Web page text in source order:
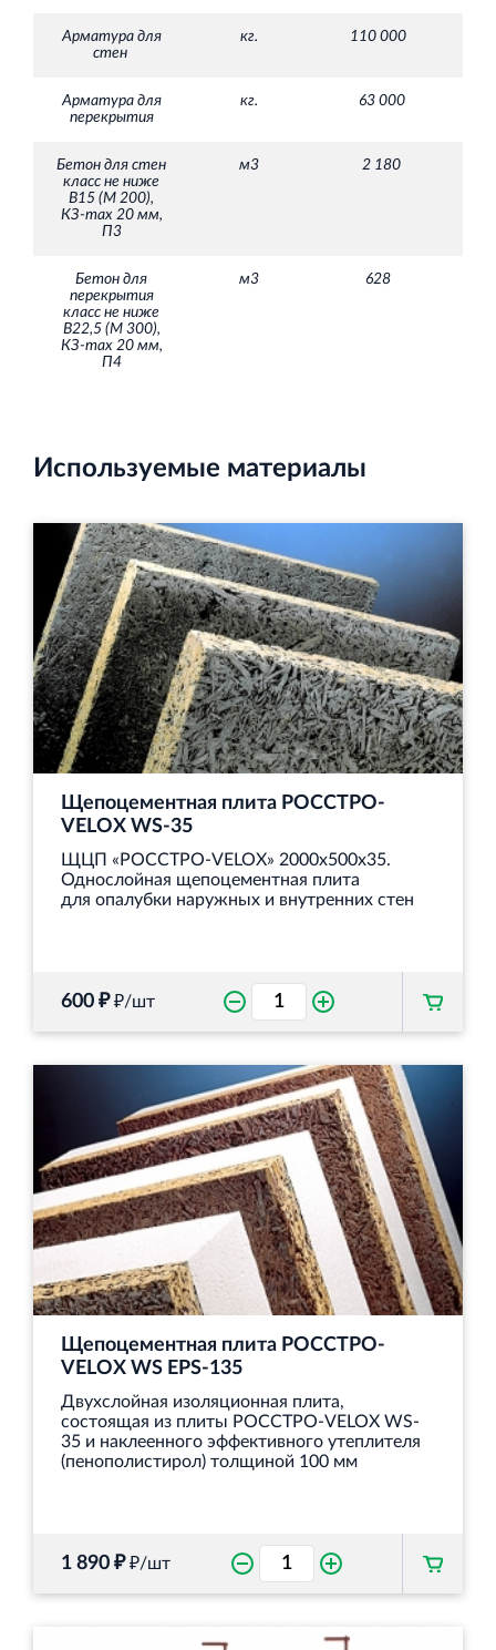
Арматура для
стен
кг. 110 000
Арматура для
перекрытия
кг. 63 000
Бетон для стен
класс не ниже
В15 (М 200),
КЗ-max 20 мм,
П3
м3 2 180
Бетон для
перекрытия
класс не ниже
В22,5 (М 300),
КЗ-max 20 мм,
П4
м3 628
Используемые материалы
Щепоцементная плита РОССТРО-
VELOX WS‐35
ЩЦП «РОССТРО-VELOX» 2000х500х35.
Однослойная щепоцементная плита
для опалубки наружных и внутренних стен
600 ₽₽/шт
Щепоцементная плита РОССТРО-
VELOX WS EPS-135
Двухслойная изоляционная плита,
состоящая из плиты РОССТРО-VELOX WS‐
35 и наклеенного эффективного утеплителя
(пенополистирол) толщиной 100 мм
1 890 ₽₽/шт